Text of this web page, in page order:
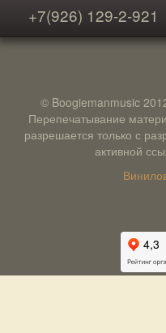
+7(926) 129-2-921
© Boogiemanmusic
Перепечатывание
разрешается только с
активной